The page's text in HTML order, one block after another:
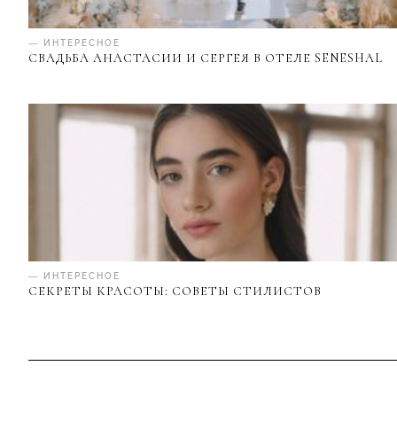
— ИНТЕРЕСНОЕ
СВАДЬБА АНАСТАСИИ И СЕРГЕЯ В ОТЕЛЕ SENESHAL
— ИНТЕРЕСНОЕ
СЕКРЕТЫ КРАСОТЫ: СОВЕТЫ СТИЛИСТОВ